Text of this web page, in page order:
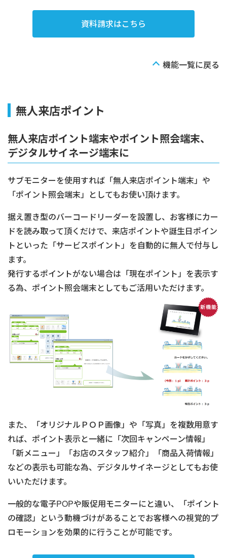
資料請求はこちら
機能一覧に戻る
無人来店ポイント
無人来店ポイント端末やポイント照会端末、
デジタルサイネージ端末に
サブモニターを使用すれば「無人来店ポイント端末」や
「ポイント照会端末」としてもお使い頂けます。
据え置き型のバーコードリーダーを設置し、お客様にカー
ドを読み取って頂くだけで、来店ポイントや誕生日ポイン
トといった「サービスポイント」を自動的に無人で付与し
ます。
発行するポイントがない場合は「現在ポイント」を表示す
る為、ポイント照会端末としてもご活用いただけます。
また、「オリジナルＰＯＰ画像」や「写真」を複数用意す
れば、ポイント表示と一緒に「次回キャンペーン情報」
「新メニュー」「お店のスタッフ紹介」「商品入荷情報」
などの表示も可能な為、デジタルサイネージとしてもお使
いいただけます。
一般的な電子POPや販促用モニターにと違い、「ポイント
の確認」という動機づけがあることでお客様への視覚的プ
ロモーションを効果的に行うことが可能です。